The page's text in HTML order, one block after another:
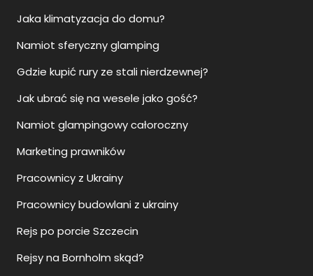
Jaka klimatyzacja do domu?
Namiot sferyczny glamping
Gdzie kupić rury ze stali nierdzewnej?
Jak ubrać się na wesele jako gość?
Namiot glampingowy całoroczny
Marketing prawników
Pracownicy z Ukrainy
Pracownicy budowlani z ukrainy
Rejs po porcie Szczecin
Rejsy na Bornholm skąd?